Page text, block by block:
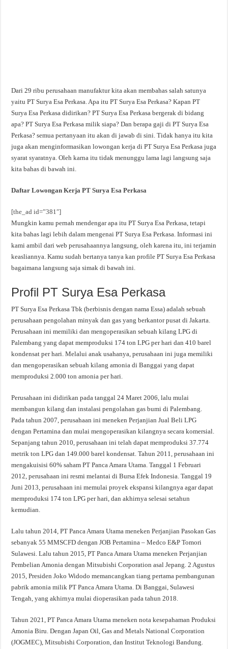
Dari 29 ribu perusahaan manufaktur kita akan membahas salah satunya
yaitu PT Surya Esa Perkasa. Apa itu PT Surya Esa Perkasa? Kapan PT
Surya Esa Perkasa didirikan? PT Surya Esa Perkasa bergerak di bidang
apa? PT Surya Esa Perkasa milik siapa? Dan berapa gaji di PT Surya Esa
Perkasa? semua pertanyaan itu akan di jawab di sini. Tidak hanya itu kita
juga akan menginformasikan lowongan kerja di PT Surya Esa Perkasa juga
syarat syaratnya. Oleh karna itu tidak menunggu lama lagi langsung saja
kita bahas di bawah ini.
Daftar Lowongan Kerja PT Surya Esa Perkasa
[the_ad id=”381″]
Mungkin kamu pernah mendengar apa itu PT Surya Esa Perkasa, tetapi
kita bahas lagi lebih dalam mengenai PT Surya Esa Perkasa. Informasi ini
kami ambil dari web perusahaannya langsung, oleh karena itu, ini terjamin
keasliannya. Kamu sudah bertanya tanya kan profile PT Surya Esa Perkasa
bagaimana langsung saja simak di bawah ini.
Profil PT Surya Esa Perkasa
PT Surya Esa Perkasa Tbk (berbisnis dengan nama Essa) adalah sebuah
perusahaan pengolahan minyak dan gas yang berkantor pusat di Jakarta.
Perusahaan ini memiliki dan mengoperasikan sebuah kilang LPG di
Palembang yang dapat memproduksi 174 ton LPG per hari dan 410 barel
kondensat per hari. Melalui anak usahanya, perusahaan ini juga memiliki
dan mengoperasikan sebuah kilang amonia di Banggai yang dapat
memproduksi 2.000 ton amonia per hari.
Perusahaan ini didirikan pada tanggal 24 Maret 2006, lalu mulai
membangun kilang dan instalasi pengolahan gas bumi di Palembang.
Pada tahun 2007, perusahaan ini meneken Perjanjian Jual Beli LPG
dengan Pertamina dan mulai mengoperasikan kilangnya secara komersial.
Sepanjang tahun 2010, perusahaan ini telah dapat memproduksi 37.774
metrik ton LPG dan 149.000 barel kondensat. Tahun 2011, perusahaan ini
mengakuisisi 60% saham PT Panca Amara Utama. Tanggal 1 Februari
2012, perusahaan ini resmi melantai di Bursa Efek Indonesia. Tanggal 19
Juni 2013, perusahaan ini memulai proyek ekspansi kilangnya agar dapat
memproduksi 174 ton LPG per hari, dan akhirnya selesai setahun
kemudian.
Lalu tahun 2014, PT Panca Amara Utama meneken Perjanjian Pasokan Gas
sebanyak 55 MMSCFD dengan JOB Pertamina – Medco E&P Tomori
Sulawesi. Lalu tahun 2015, PT Panca Amara Utama meneken Perjanjian
Pembelian Amonia dengan Mitsubishi Corporation asal Jepang. 2 Agustus
2015, Presiden Joko Widodo memancangkan tiang pertama pembangunan
pabrik amonia milik PT Panca Amara Utama. Di Banggai, Sulawesi
Tengah, yang akhirnya mulai dioperasikan pada tahun 2018.
Tahun 2021, PT Panca Amara Utama meneken nota kesepahaman Produksi
Amonia Biru. Dengan Japan Oil, Gas and Metals National Corporation
(JOGMEC), Mitsubishi Corporation, dan Institut Teknologi Bandung.